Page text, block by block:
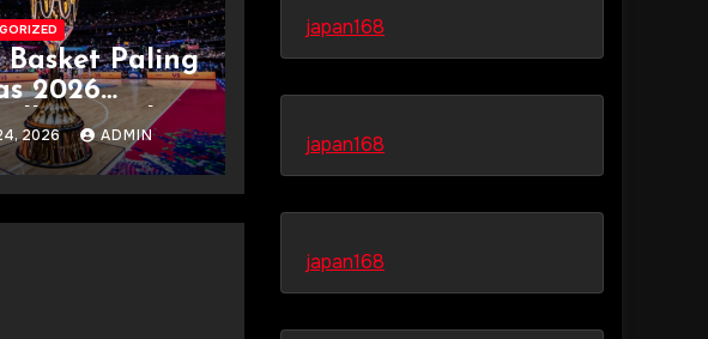
Basket Paling
2026
Duel
2026 ADMIN
japan168
japan168
japan168